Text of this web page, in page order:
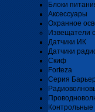
Блоки
Аксессуары
Охранное
Извещатели
Датчики ИК
Датчики
Скиф
Forteza
Серия Барьер
Контрольные